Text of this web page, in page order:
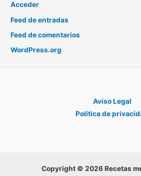
Acceder
Feed de entradas
Feed de comentarios
WordPress.org
Aviso Legal
Política de
Copyright © 2026 Recetas